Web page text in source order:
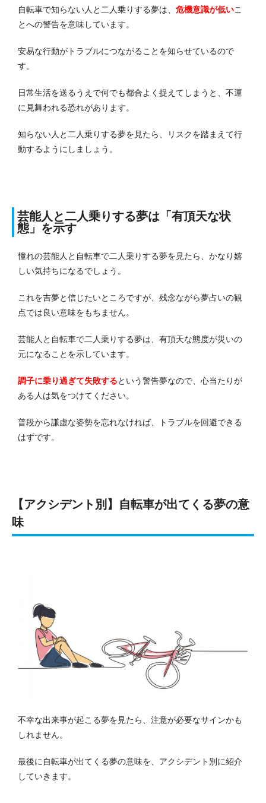
自転車で知らない人と二人乗りする夢は、 危機意識が低いこ
とへの警告を意味しています。
安易な行動がトラブルにつながることを知らせているので
す。
日常生活を送るうえで何でも都合よく捉えてしまうと、不運
に見舞われる恐れがあります。
知らない人と二人乗りする夢を見たら、リスクを踏まえて行
動するようにしましょう。
芸能人と二人乗りする夢は「有頂天な状
態」を示す
憧れの芸能人と自転車で二人乗りする夢を見たら、かなり嬉
しい気持ちになるでしょう。
これを吉夢と信じたいところですが、残念ながら夢占いの観
点では良い意味をもちません。
芸能人と自転車で二人乗りする夢は、有頂天な態度が災いの
元になることを示しています。
調子に乗り過ぎて失敗するという警告夢なので、心当たりが
ある人は気をつけてください。
普段から謙虚な姿勢を忘れなければ、トラブルを回避できる
はずです。
【アクシデント別】自転車が出てくる夢の意
味
不幸な出来事が起こる夢を見たら、注意が必要なサインかも
しれません。
最後に自転車が出てくる夢の意味を、アクシデント別に紹介
していきます。